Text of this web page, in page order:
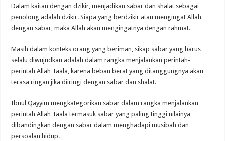
Dalam kaitan dengan dzikir, menjadikan sabar dan shalat sebagai
penolong adalah dzikir. Siapa yang berdzikir atau mengingat Allah
dengan sabar, maka Allah akan mengingatnya dengan rahmat.
Masih dalam konteks orang yang beriman, sikap sabar yang harus
selalu diwujudkan adalah dalam rangka menjalankan perintah-
perintah Allah Taala, karena beban berat yang ditanggungnya akan
terasa ringan jika diiringi dengan sabar dan shalat.
Ibnul Qayyim mengkategorikan sabar dalam rangka menjalankan
perintah Allah Taala termasuk sabar yang paling tinggi nilainya
dibandingkan dengan sabar dalam menghadapi musibah dan
persoalan hidup.